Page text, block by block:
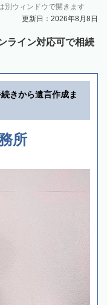
別ウィンドウで開きます
更新日：2026年8月8日
ライン対応可で相続
きから遺言作成ま
所